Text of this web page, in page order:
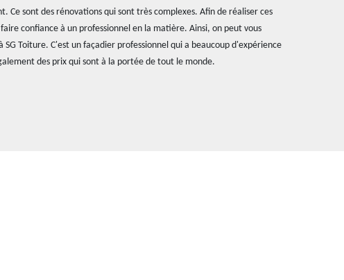
Ce sont des rénovations qui sont très complexes. Afin de réaliser ces
confiance à un professionnel en la matière. Ainsi, on peut vous
SG Toiture. C'est un façadier professionnel qui a beaucoup d'expérience
des prix qui sont à la portée de tout le monde.